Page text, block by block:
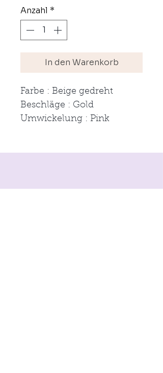
Anzahl *
In den Warenkorb
Farbe : Beige gedreht
Beschläge : Gold
Umwickelung : Pink